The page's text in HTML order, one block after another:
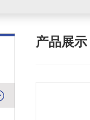
产品展示